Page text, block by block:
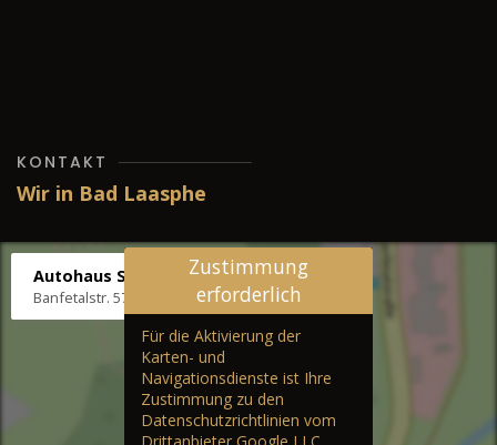
KONTAKT
Wir in Bad Laasphe
Autohaus Stenger
Banfetalstr. 57, 57334 Bad Laasphe
Zustimmung
erforderlich
Für die Aktivierung der
Karten- und
Navigationsdienste ist Ihre
Zustimmung zu den
Datenschutzrichtlinien vom